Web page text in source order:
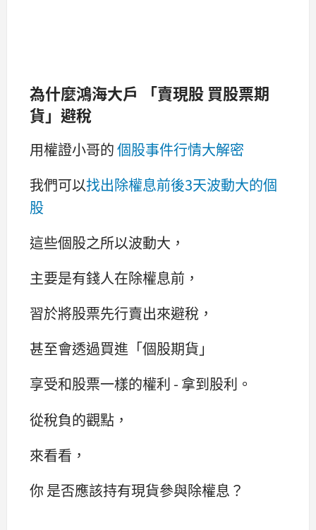
為什麼鴻海大戶 「賣現股 買股票期
貨」避稅
用權證小哥的個股事件行情大解密
我們可以找出除權息前後3天波動大的個
股
這些個股之所以波動大，
主要是有錢人在除權息前，
習於將股票先行賣出來避稅，
甚至會透過買進「個股期貨」
享受和股票一樣的權利 - 拿到股利。
從稅負的觀點，
來看看，
你 是否應該持有現貨參與除權息？